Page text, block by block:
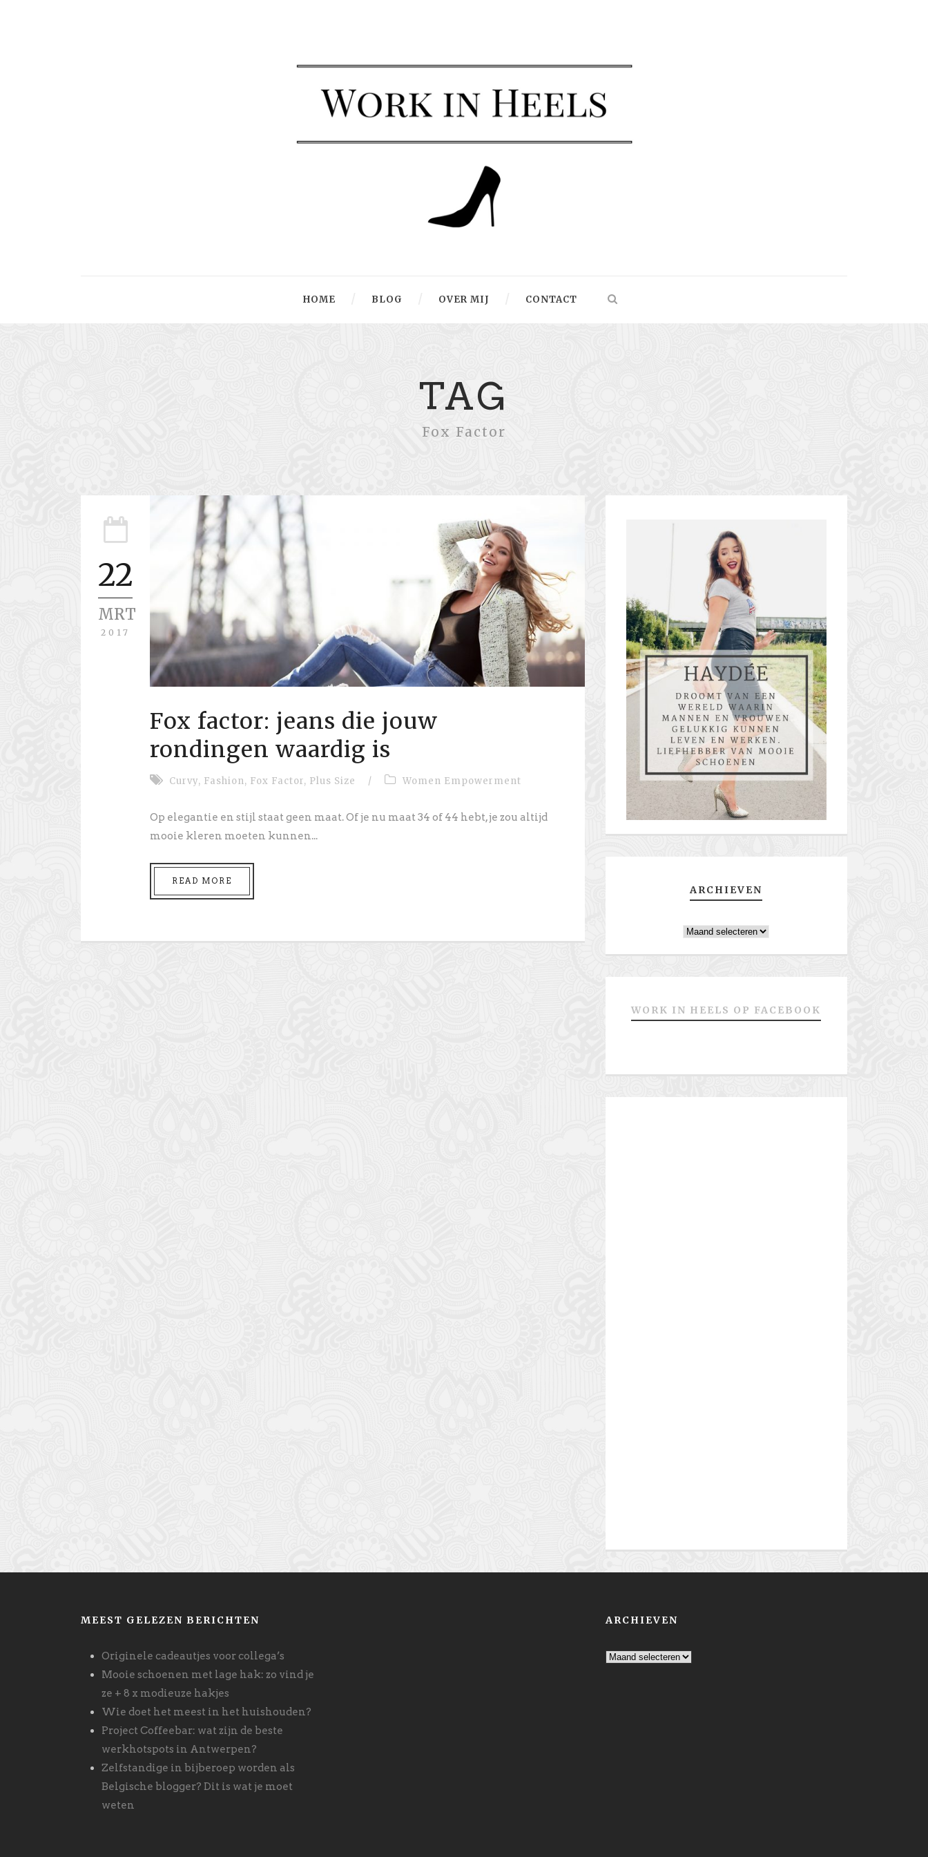
HOME BLOG OVER MIJ CONTACT
TAG
Fox Factor
22
MRT
2017
Fox factor: jeans die jouw
rondingen waardig is
Curvy, Fashion, Fox Factor, Plus Size / Women Empowerment
Op elegantie en stijl staat geen maat. Of je nu maat 34 of 44 hebt, je zou altijd
mooie kleren moeten kunnen...
READ MORE
ARCHIEVEN
Archieven
WORK IN HEELS OP FACEBOOK
MEEST GELEZEN BERICHTEN
Originele cadeautjes voor collega’s
Mooie schoenen met lage hak: zo vind je
ze + 8 x modieuze hakjes
Wie doet het meest in het huishouden?
Project Coffeebar: wat zijn de beste
werkhotspots in Antwerpen?
Zelfstandige in bijberoep worden als
Belgische blogger? Dit is wat je moet
weten
ARCHIEVEN
Archieven